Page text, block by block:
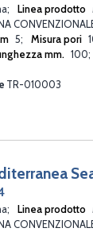
Linea prodotto
5 Misura pori
mm.
100
TR-010003
Linea prodotto